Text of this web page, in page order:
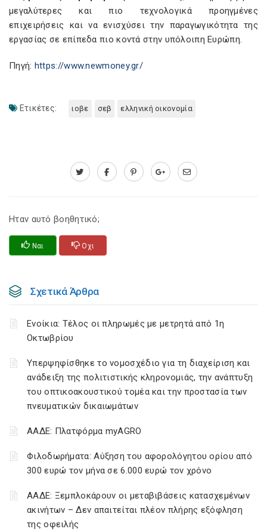
μεγαλύτερες και πιο τεχνολογικά προηγμένες
επιχειρήσεις και να ενισχύσει την παραγωγικότητα της
εργασίας σε επίπεδα πιο κοντά στην υπόλοιπη Ευρώπη.
Πηγή: https://www.newmoney.gr/
Ετικέτες: ιοβε σεβ ελληνική οικονομία
Ηταν αυτό βοηθητικό;
Ναι Οχι
Σχετικά Άρθρα
Ενοίκια: Τέλος οι πληρωμές με μετρητά από 1η
Οκτωβρίου
Υπερψηφίσθηκε το νομοσχέδιο για τη διαχείριση και
ανάδειξη της πολιτιστικής κληρονομιάς, την ανάπτυξη
του οπτικοακουστικού τομέα και την προστασία των
πνευματικών δικαιωμάτων
ΑΑΔΕ: Πλατφόρμα myAGRO
Φιλοδωρήματα: Αύξηση του αφορολόγητου ορίου από
300 ευρώ τον μήνα σε 6.000 ευρώ τον χρόνο
ΑΑΔΕ: Ξεμπλοκάρουν οι μεταβιβάσεις κατασχεμένων
ακινήτων – Δεν απαιτείται πλέον πλήρης εξόφληση
της οφειλής